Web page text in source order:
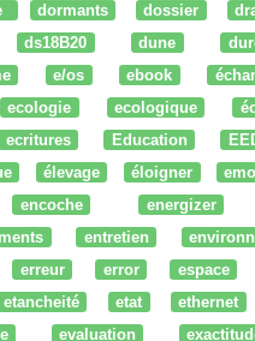
dormants dossier
ds18B20 dune
e/os ebook
ecologie ecologique
ecritures Education
élevage éloigner
encoche energizer
entretien
erreur error espace
etancheité etat ethernet
evaluation